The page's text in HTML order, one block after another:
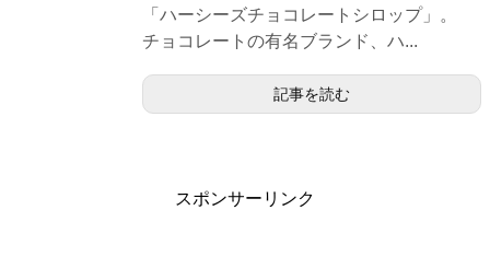
「ハーシーズチョコレートシロップ」。
チョコレートの有名ブランド、ハ...
記事を読む
スポンサーリンク